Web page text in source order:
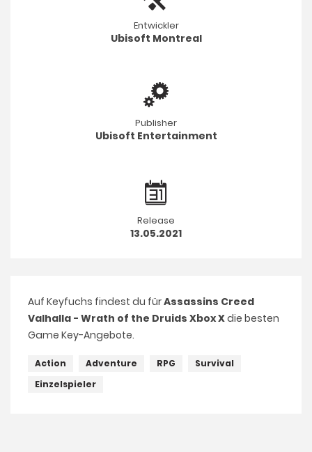
Entwickler
Ubisoft Montreal
Publisher
Ubisoft Entertainment
Release
13.05.2021
Auf Keyfuchs findest du fürAssassins Creed
Valhalla - Wrath of the Druids Xbox Xdie besten
Game Key-Angebote.
Action Adventure RPG
Survival
Einzelspieler